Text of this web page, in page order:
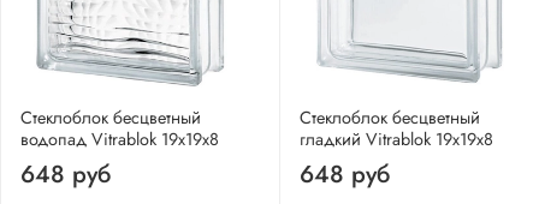
Стеклоблок бесцветный
водопад Vitrablok 19х19х8
648 руб
Стеклоблок бесцветный
гладкий Vitrablok 19х19х8
648 руб